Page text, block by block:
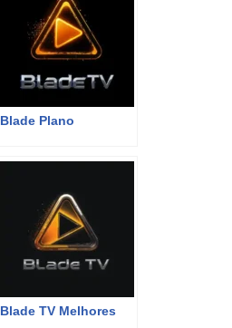
Blade Plano
Blade TV Melhores